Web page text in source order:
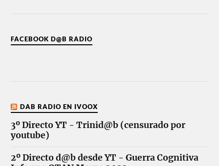
FACEBOOK D@B RADIO
DAB RADIO EN IVOOX
3º Directo YT - Trinid@b (censurado por
youtube)
2º Directo d@b desde YT - Guerra Cognitiva